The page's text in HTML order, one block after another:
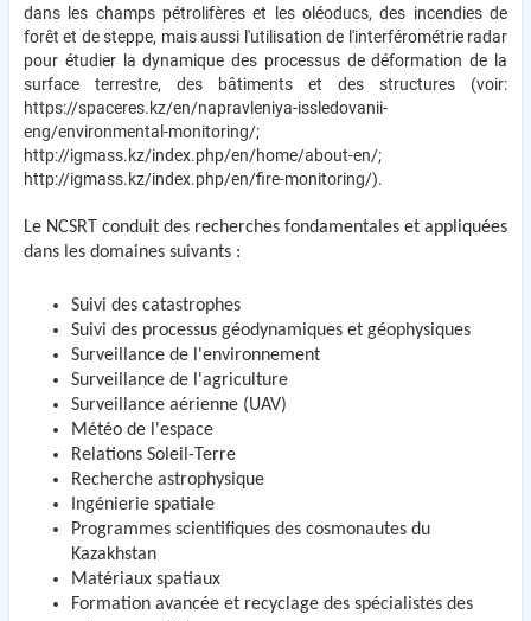
dans les champs pétrolifères et les oléoducs, des incendies de
forêt et de steppe, mais aussi l'utilisation de l'interférométrie radar
pour étudier la dynamique des processus de déformation de la
surface terrestre, des bâtiments et des structures (voir:
https://spaceres.kz/en/napravleniya-issledovanii-
eng/environmental-monitoring/;
http://igmass.kz/index.php/en/home/about-en/;
http://igmass.kz/index.php/en/fire-monitoring/).
Le NCSRT conduit des recherches fondamentales et appliquées
dans les domaines suivants :
Suivi des catastrophes
Suivi des processus géodynamiques et géophysiques
Surveillance de l'environnement
Surveillance de l'agriculture
Surveillance aérienne (UAV)
Météo de l'espace
Relations Soleil-Terre
Recherche astrophysique
Ingénierie spatiale
Programmes scientifiques des cosmonautes du
Kazakhstan
Matériaux spatiaux
Formation avancée et recyclage des spécialistes des